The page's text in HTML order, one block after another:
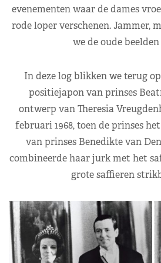
evenementen waar de dames
rode loper verschenen. Jammer,
we de oude
In deze log blikken we terug
positiejapon van prinses
ontwerp van Theresia
februari 1968, toen de prinses
van prinses Benedikte van
combineerde haar jurk met het
grote saffieren